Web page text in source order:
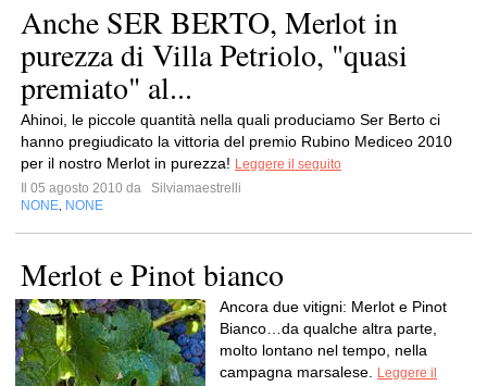
Anche SER BERTO, Merlot in
purezza di Villa Petriolo, "quasi
premiato" al...
Ahinoi, le piccole quantità nella quali produciamo Ser Berto ci
hanno pregiudicato la vittoria del premio Rubino Mediceo 2010
per il nostro Merlot in purezza! Leggere il seguito
Il 05 agosto 2010 da
Silviamaestrelli
NONE NONE
Merlot e Pinot bianco
Ancora due vitigni: Merlot e Pinot
Bianco…da qualche altra parte,
molto lontano nel tempo, nella
campagna marsalese.
Leggere il